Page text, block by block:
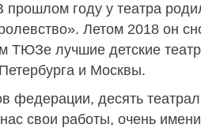
прошлом году у театра
Летом 2018 он
ТЮЗе лучшие детские
и Москвы.
федерации, десять
свои работы, очень